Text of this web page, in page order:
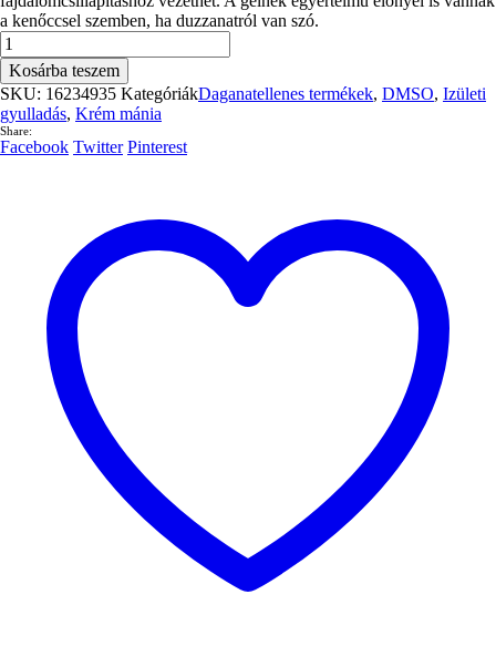
a kenőccsel szemben, ha duzzanatról van szó.
Dmso
Gél
100g.
(16234935
liposzómás
hatásfokkal)
mennyiség
Kosárba teszem
SKU: 16234935 KategóriákDaganatellenes termékek, DMSO, Izületi
gyulladás, Krém mánia
Share:
Facebook Twitter Pinterest